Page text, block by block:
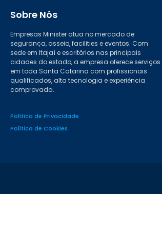
Sobre Nós
Empresas Minister atua no mercado de
segurança, asseio, facilities e eventos. Com
sede em Itajaí e escritórios nas principais
cidades do estado, a empresa oferece serviços
em toda Santa Catarina com profissionais
qualificados, alta tecnologia e experiência
comprovada.
Política de Privacidade
Política de Cookies